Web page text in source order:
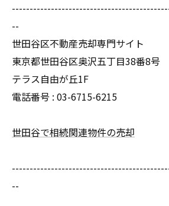
--
世田谷区不動産売却専門サイト
東京都世田谷区奥沢五丁目38番8号
テラス自由が丘1F
電話番号 : 03-6715-6215
世田谷で相続関連物件の売却
--